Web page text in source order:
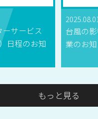
ーサービス
日程のお知
2025.08.01
台風の
業のお
もっと見る